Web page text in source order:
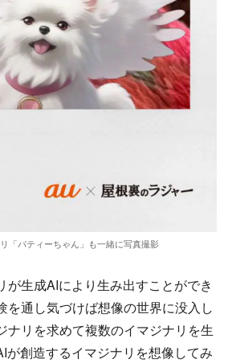
「パティーちゃん」も一緒に写真撮影
生成AIにより生み出すことができ
を通し気づけば想像の世界に没入し
ナリを求めて複数のイマジナリを生
が創造するイマジナリを想像してみ